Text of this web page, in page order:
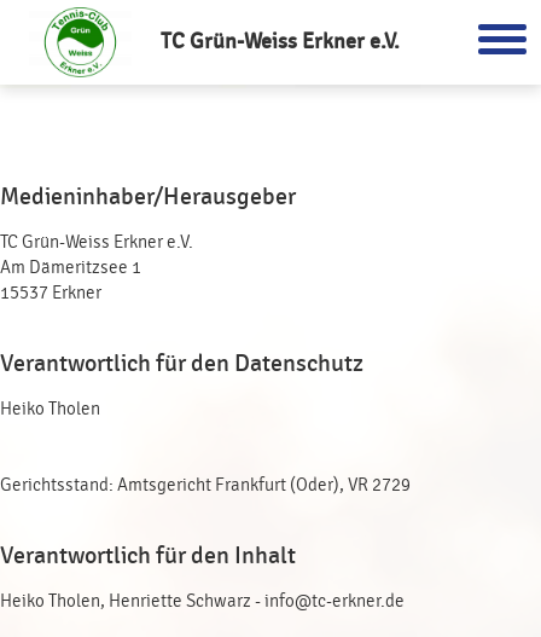
TC Grün-Weiss Erkner e.V.
Medieninhaber/Herausgeber
TC Grün-Weiss Erkner e.V.
Am Dämeritzsee 1
15537 Erkner
Verantwortlich für den Datenschutz
Heiko Tholen
Gerichtsstand: Amtsgericht Frankfurt (Oder), VR 2729
Verantwortlich für den Inhalt
Heiko Tholen, Henriette Schwarz - info@tc-erkner.de